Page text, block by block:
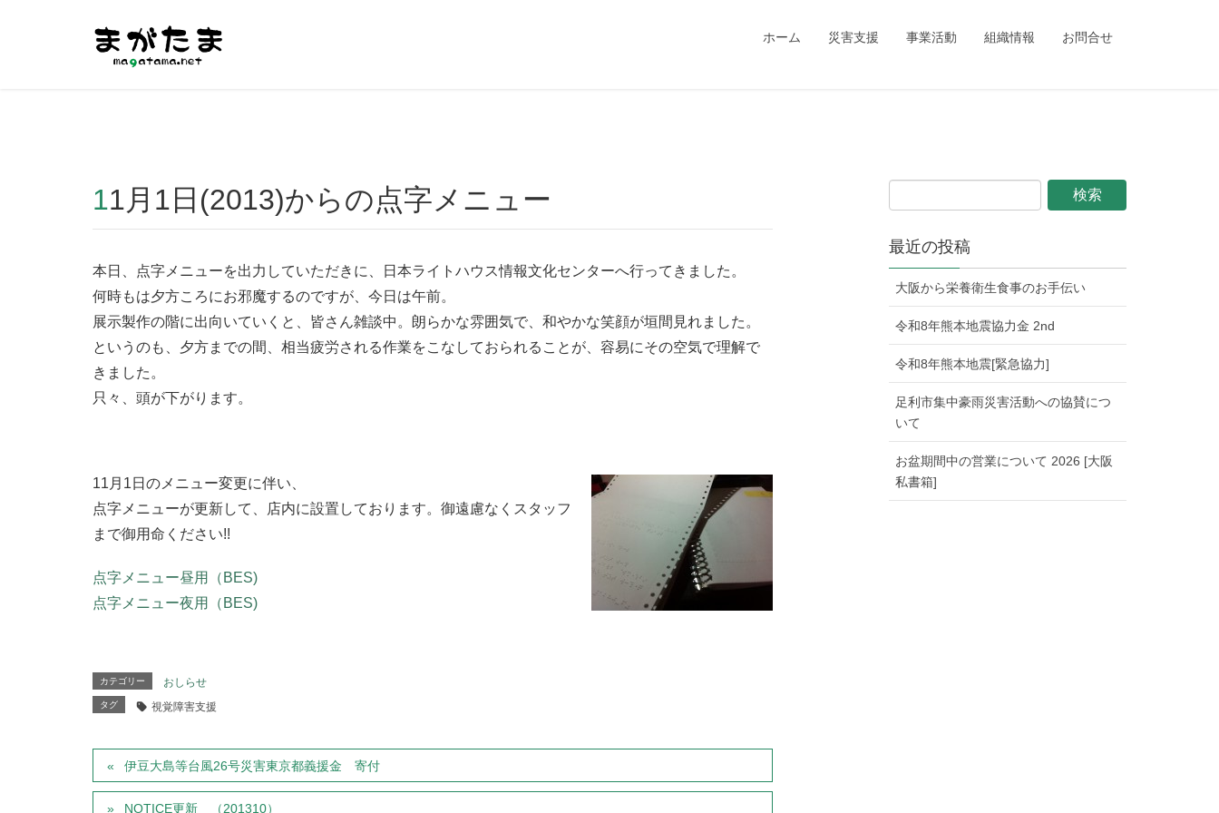
: Undefined array key "HTTP_REFERER" in /home/r2549115/public_html/magatama.net/wp-content/themes/lightning_child/single.php on line1
ホーム 災害支援 事業活動 組織情報 お問合せ
11月1日(2013)からの点字メニュー
本日、点字メニューを出力していただきに、日本ライトハウス情報文化センターへ行ってきました。
何時もは夕方ころにお邪魔するのですが、今日は午前。
展示製作の階に出向いていくと、皆さん雑談中。朗らかな雰囲気で、和やかな笑顔が垣間見れました。
というのも、夕方までの間、相当疲労される作業をこなしておられることが、容易にその空気で理解で
きました。
只々、頭が下がります。
11月1日のメニュー変更に伴い、
点字メニューが更新して、店内に設置しております。御遠慮なくスタッフ
まで御用命ください!!
点字メニュー昼用（BES)
点字メニュー夜用（BES)
カテゴリー おしらせ
タグ 視覚障害支援
伊豆大島等台風26号災害東京都義援金 寄付
NOTICE更新 （201310）
最近の投稿
大阪から栄養衛生食事のお手伝い
令和8年熊本地震協力金 2nd
令和8年熊本地震[緊急協力]
足利市集中豪雨災害活動への協賛につ
いて
お盆期間中の営業について 2026 [大阪
私書箱]